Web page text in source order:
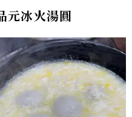
元冰火湯圓